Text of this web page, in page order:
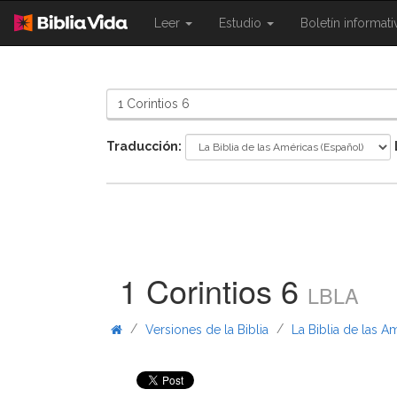
Leer
{{
Estudio
{{
Boletín
Traducción:
1 Corintios 6 LBLA
/ Versiones de la Biblia / La Biblia de las